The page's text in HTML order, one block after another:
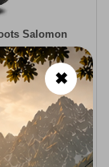
Salomon
220,00 €
187,00 €
✖